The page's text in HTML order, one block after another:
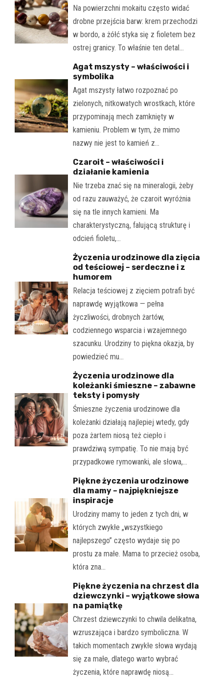
Na powierzchni mokaitu często widać
drobne przejścia barw: krem przechodzi
w bordo, a żółć styka się z fioletem bez
ostrej granicy. To właśnie ten detal…
Agat mszysty – właściwości i
symbolika
Agat mszysty łatwo rozpoznać po
zielonych, nitkowatych wrostkach, które
przypominają mech zamknięty w
kamieniu. Problem w tym, że mimo
nazwy nie jest to kamień z…
Czaroit – właściwości i
działanie kamienia
Nie trzeba znać się na mineralogii, żeby
od razu zauważyć, że czaroit wyróżnia
się na tle innych kamieni. Ma
charakterystyczną, falującą strukturę i
odcień fioletu,…
Życzenia urodzinowe dla zięcia
od teściowej – serdeczne i z
humorem
Relacja teściowej z zięciem potrafi być
naprawdę wyjątkowa — pełna
życzliwości, drobnych żartów,
codziennego wsparcia i wzajemnego
szacunku. Urodziny to piękna okazja, by
powiedzieć mu…
Życzenia urodzinowe dla
koleżanki śmieszne – zabawne
teksty i pomysły
Śmieszne życzenia urodzinowe dla
koleżanki działają najlepiej wtedy, gdy
poza żartem niosą też ciepło i
prawdziwą sympatię. To nie mają być
przypadkowe rymowanki, ale słowa,…
Piękne życzenia urodzinowe
dla mamy – najpiękniejsze
inspiracje
Urodziny mamy to jeden z tych dni, w
których zwykłe „wszystkiego
najlepszego” często wydaje się po
prostu za małe. Mama to przecież osoba,
która zna…
Piękne życzenia na chrzest dla
dziewczynki – wyjątkowe słowa
na pamiątkę
Chrzest dziewczynki to chwila delikatna,
wzruszająca i bardzo symboliczna. W
takich momentach zwykłe słowa wydają
się za małe, dlatego warto wybrać
życzenia, które naprawdę niosą…